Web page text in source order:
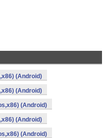
(Android)
(Android)
(Android)
(Android)
(Android)